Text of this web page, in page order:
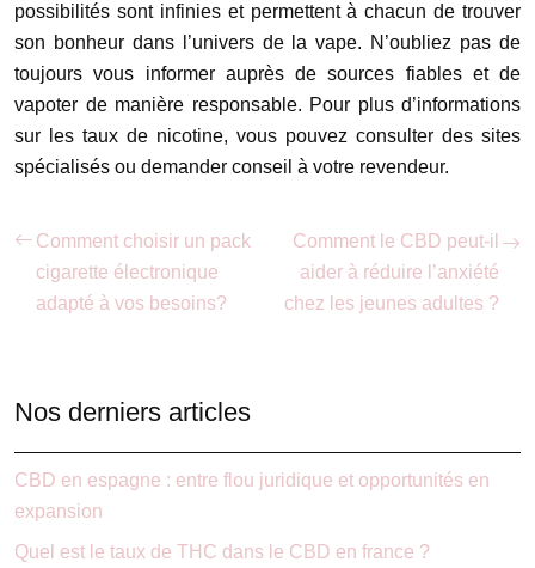
possibilités sont infinies et permettent à chacun de trouver
son bonheur dans l’univers de la vape. N’oubliez pas de
toujours vous informer auprès de sources fiables et de
vapoter de manière responsable. Pour plus d’informations
sur les taux de nicotine, vous pouvez consulter des sites
spécialisés ou demander conseil à votre revendeur.
Comment choisir un pack
cigarette électronique
adapté à vos besoins?
Comment le CBD peut-il
aider à réduire l’anxiété
chez les jeunes adultes ?
Nos derniers articles
CBD en espagne : entre flou juridique et opportunités en
expansion
Quel est le taux de THC dans le CBD en france ?